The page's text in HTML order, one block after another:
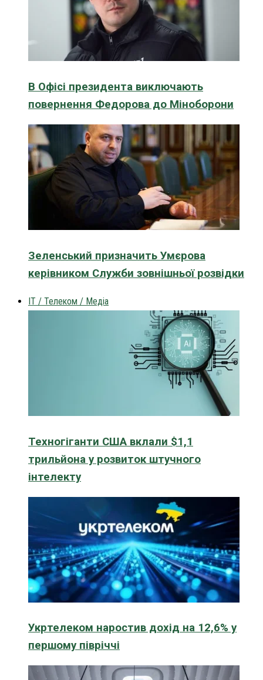
В Офісі президента виключають
повернення Федорова до Міноборони
Зеленський призначить Умєрова
керівником Служби зовнішньої розвідки
IT / Телеком / Медіа
Техногіганти США вклали $1,1
трильйона у розвиток штучного
інтелекту
Укртелеком наростив дохід на 12,6% у
першому півріччі